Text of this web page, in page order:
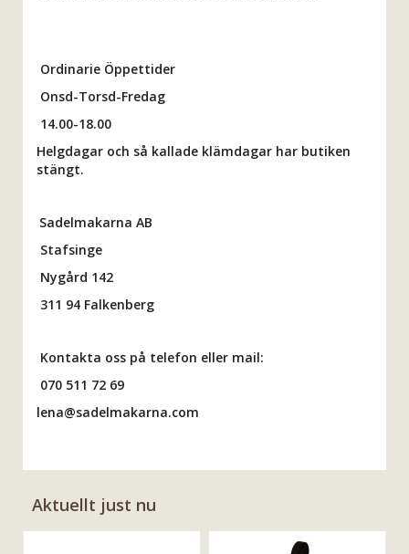
Ordinarie Öppettider
Onsd-Torsd-Fredag
14.00-18.00
Helgdagar och så kallade klämdagar har butiken
stängt.
Sadelmakarna AB
Stafsinge
Nygård 142
311 94 Falkenberg
Kontakta oss på telefon eller mail:
070 511 72 69
lena@sadelmakarna.com
Aktuellt just nu